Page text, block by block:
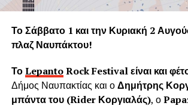
Η «Εφορεία Αρχαιοτήτων
κόπηκαν δημιουργούσαν προβλήματα στο
ενετικού κάστρου. Όμως τα δέντρα του
προέρχονται από τις δεντροφυτεύσεις που
νομίμως από το 1914 έως το 1939
Υπουργείο Εσωτερικών και κατόπιν από
Το Σάββατο 1 και την Κυριακή 2
πλαζ Ναυπάκτου!
ΤοLepantoRockFestivalείναι και
Δήμος Ναυπακτίας και οΔημήτρης
μπάντα του (RiderΚοργιαλάς), ο